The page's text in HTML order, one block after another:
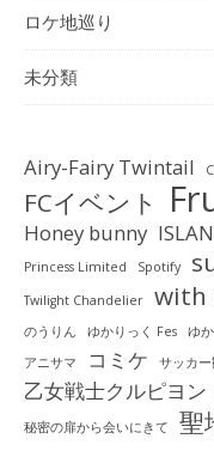
ロケ地巡り
未分類
Airy-Fairy Twintail
FCイベント
Honey bunny
Princess Limited Spotify
Twilight Chandelier
with
のうりん
ゆかりっく Fes ゆ
アニサマ
コミケ サッカ
乙女戦士クルピヨン
秘密の扉から会いにきて
聖